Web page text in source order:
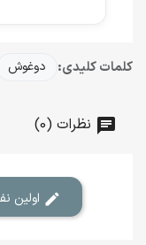
کلمات کلیدی: دوغوش
نظرات (0)